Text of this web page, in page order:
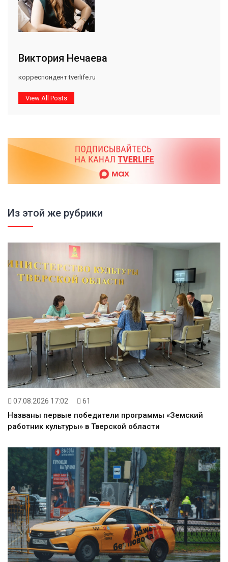
Виктория Нечаева
корреспондент tverlife.ru
View All Posts
Из этой же рубрики
07.08.2026 17:02 61
Названы первые победители программы «Земский
работник культуры» в Тверской области